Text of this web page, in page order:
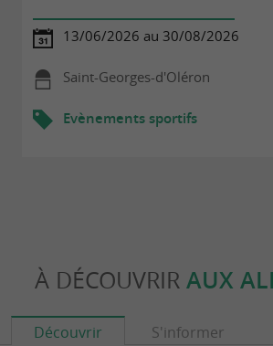
13/06/2026 au 30/08/2026
Saint-Georges-d'Oléron
Evènements sportifs
À DÉCOUVRIR AUX
Découvrir S'informer